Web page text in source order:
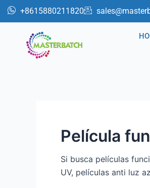
contenido
+8615880211820
Película
Si busca películas
UV, películas anti luz
Buscar